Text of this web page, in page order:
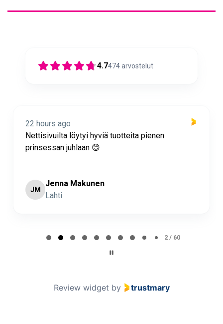
4.7474arvostelut
22 hours ago
Nettisivuilta löytyi hyviä tuotteita pienen
prinsessan juhlaan 😊
JM
Jenna Makunen
Lahti
2 / 60
Review widget by trustmary